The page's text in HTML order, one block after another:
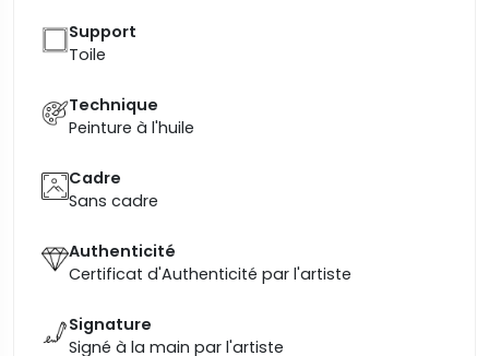
Support
Toile
Technique
Peinture à l'huile
Cadre
Sans cadre
Authenticité
Certificat d'Authenticité par l'artiste
Signature
Signé à la main par l'artiste